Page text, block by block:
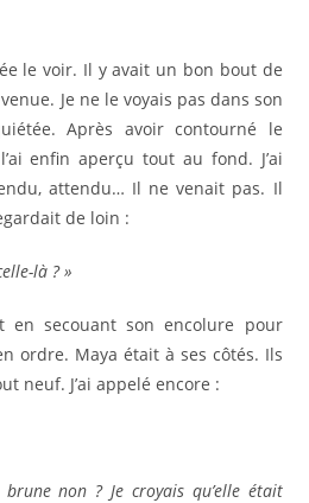
le voir. Il y avait un bon bout de
Je ne le voyais pas dans son
Après avoir contourné le
enfin aperçu tout au fond. J’ai
attendu… Il ne venait pas. Il
de loin :
là ? »
secouant son encolure pour
ordre. Maya était à ses côtés. Ils
neuf. J’ai appelé encore :
non ? Je croyais qu’elle était